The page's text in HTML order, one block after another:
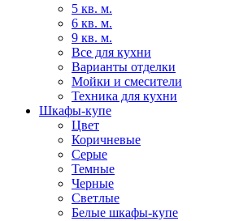
5 кв. м.
6 кв. м.
9 кв. м.
Все для кухни
Варианты отделки
Мойки и смесители
Техника для кухни
Шкафы-купе
Цвет
Коричневые
Серые
Темные
Черные
Светлые
Белые шкафы-купе